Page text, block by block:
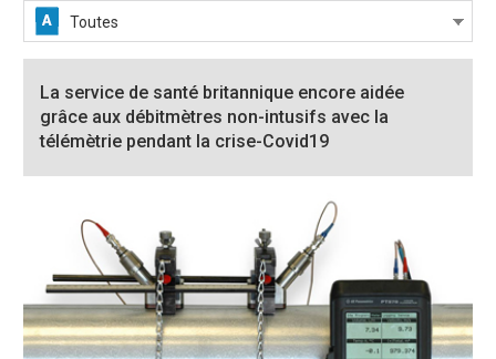
Toutes
La service de santé britannique encore aidée
grâce aux débitmètres non-intusifs avec la
télémètrie pendant la crise-Covid19